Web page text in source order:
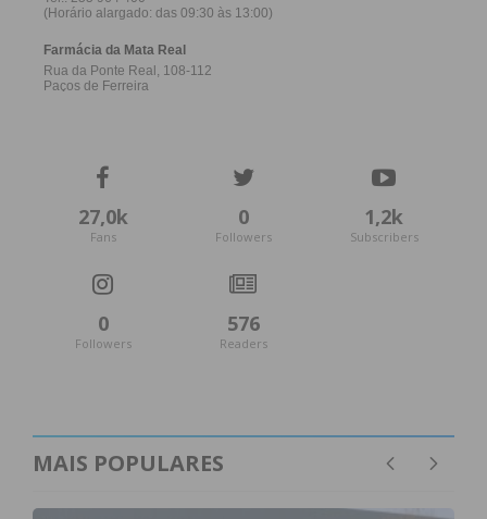
27,0k
Fans
0
Followers
1,2k
Subscribers
0
Followers
576
Readers
MAIS POPULARES